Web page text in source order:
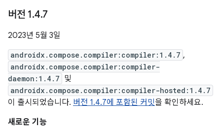
버전 1.4.7
2023년 5월 3일
androidx.compose.compiler:compiler:1.4.7 ,
androidx.compose.compiler:compiler-
daemon:1.4.7 및
androidx.compose.compiler:compiler-hosted:1.4.7
이 출시되었습니다. 버전 1.4.7에 포함된 커밋을 확인하세요.
새로운 기능